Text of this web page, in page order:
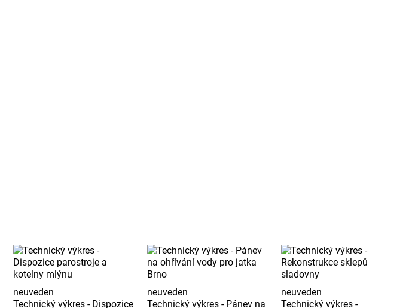
neuveden
Technický výkres - Dispozice
neuveden
Technický výkres - Pánev na
neuveden
Technický výkres -